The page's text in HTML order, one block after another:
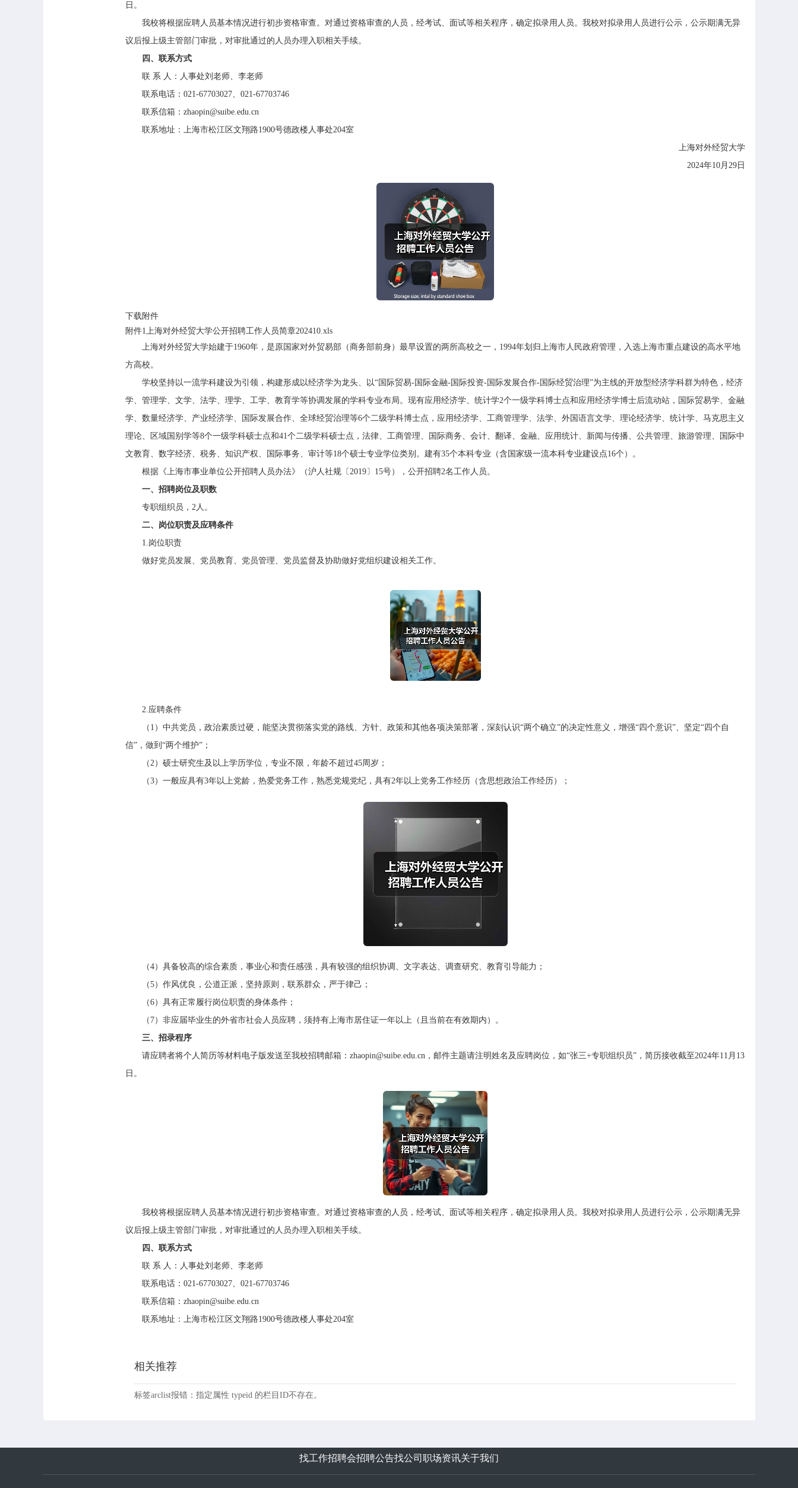
日。
我校将根据应聘人员基本情况进行初步资格审查。对通过资格审查的人员，经考试、面试等相关程序，确定拟录用人员。我校对拟录用人员进行公示，公示期满无异
议后报上级主管部门审批，对审批通过的人员办理入职相关手续。
四、联系方式
联 系 人：人事处刘老师、李老师
联系电话：021-67703027、021-67703746
联系信箱：zhaopin@suibe.edu.cn
联系地址：上海市松江区文翔路1900号德政楼人事处204室
上海对外经贸大学
2024年10月29日
下载附件
附件1上海对外经贸大学公开招聘工作人员简章202410.xls
上海对外经贸大学始建于1960年，是原国家对外贸易部（商务部前身）最早设置的两所高校之一，1994年划归上海市人民政府管理，入选上海市重点建设的高水平地
方高校。
学校坚持以一流学科建设为引领，构建形成以经济学为龙头、以“国际贸易-国际金融-国际投资-国际发展合作-国际经贸治理”为主线的开放型经济学科群为特色，经济
学、管理学、文学、法学、理学、工学、教育学等协调发展的学科专业布局。现有应用经济学、统计学2个一级学科博士点和应用经济学博士后流动站，国际贸易学、金融
学、数量经济学、产业经济学、国际发展合作、全球经贸治理等6个二级学科博士点，应用经济学、工商管理学、法学、外国语言文学、理论经济学、统计学、马克思主义
理论、区域国别学等8个一级学科硕士点和41个二级学科硕士点，法律、工商管理、国际商务、会计、翻译、金融、应用统计、新闻与传播、公共管理、旅游管理、国际中
文教育、数字经济、税务、知识产权、国际事务、审计等18个硕士专业学位类别。建有35个本科专业（含国家级一流本科专业建设点16个）。
根据《上海市事业单位公开招聘人员办法》（沪人社规〔2019〕15号），公开招聘2名工作人员。
一、招聘岗位及职数
专职组织员，2人。
二、岗位职责及应聘条件
1.岗位职责
做好党员发展、党员教育、党员管理、党员监督及协助做好党组织建设相关工作。
2.应聘条件
（1）中共党员，政治素质过硬，能坚决贯彻落实党的路线、方针、政策和其他各项决策部署，深刻认识“两个确立”的决定性意义，增强“四个意识”、坚定“四个自
信”，做到“两个维护”；
（2）硕士研究生及以上学历学位，专业不限，年龄不超过45周岁；
（3）一般应具有3年以上党龄，热爱党务工作，熟悉党规党纪，具有2年以上党务工作经历（含思想政治工作经历）；
（4）具备较高的综合素质，事业心和责任感强，具有较强的组织协调、文字表达、调查研究、教育引导能力；
（5）作风优良，公道正派，坚持原则，联系群众，严于律己；
（6）具有正常履行岗位职责的身体条件；
（7）非应届毕业生的外省市社会人员应聘，须持有上海市居住证一年以上（且当前在有效期内）。
三、招录程序
请应聘者将个人简历等材料电子版发送至我校招聘邮箱：zhaopin@suibe.edu.cn，邮件主题请注明姓名及应聘岗位，如“张三+专职组织员”，简历接收截至2024年11月13
日。
我校将根据应聘人员基本情况进行初步资格审查。对通过资格审查的人员，经考试、面试等相关程序，确定拟录用人员。我校对拟录用人员进行公示，公示期满无异
议后报上级主管部门审批，对审批通过的人员办理入职相关手续。
四、联系方式
联 系 人：人事处刘老师、李老师
联系电话：021-67703027、021-67703746
联系信箱：zhaopin@suibe.edu.cn
联系地址：上海市松江区文翔路1900号德政楼人事处204室
相关推荐
标签arclist报错：指定属性 typeid 的栏目ID不存在。
找工作招聘会招聘公告找公司 职场资讯关于我们